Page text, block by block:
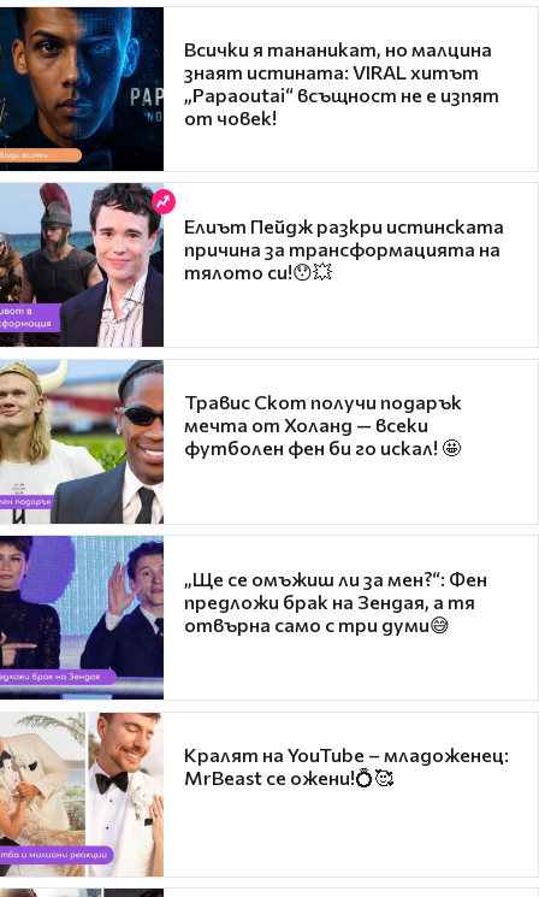
Всички я тананикат, но малцина
знаят истината: VIRAL хитът
„Papaoutai“ всъщност не е изпят
от човек!
Елиът Пейдж разкри истинската
причина за трансформацията на
тялото си!😯💥
Травис Скот получи подарък
мечта от Холанд — всеки
футболен фен би го искал! 🤩
„Ще се омъжиш ли за мен?“: Фен
предложи брак на Зендая, а тя
отвърна само с три думи😅
Кралят на YouTube – младоженец:
MrBeast се ожени!💍🥰